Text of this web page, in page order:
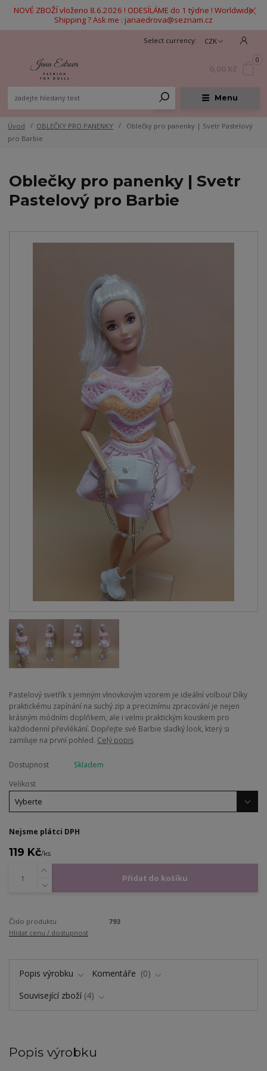
NOVÉ ZBOŽÍ vloženo 8.6.2026 ! ODESÍLÁME do 1 týdne ! Worldwide
Shipping ? Ask me : janaedrova@seznam.cz
Menu
CZK
0
Úvod OBLEČKY PRO PANENKY
Oblečky pro panenky | Svetr Pastelový
pro Barbie
Oblečky pro panenky | Svetr
Pastelový pro Barbie
Pastelový svetřík s jemným vlnovkovým vzorem je ideální volbou! Díky
praktickému zapínání na suchý zip a preciznímu zpracování je nejen
krásným módním doplňkem, ale i velmi praktickým kouskem pro
každodenní převlékání. Dopřejte své Barbie sladký look, který si
zamiluje na první pohled. Celý popis
Dostupnost
Skladem
Velikost
Nejsme plátci DPH
119 Kč/ks
Přidat do košíku
Číslo produktu
793
Hlídat cenu / dostupnost
Popis výrobku Komentáře
0
Související zboží 4
Popis výrobku